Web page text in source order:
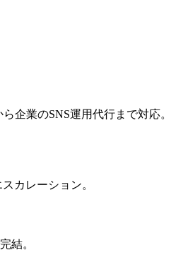
企業のSNS運用代行まで対応。
カレーション。
結。